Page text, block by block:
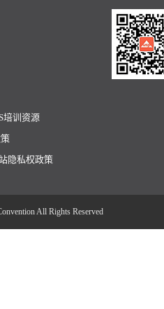
培训资源
隐私权政策
All Rights Reserved